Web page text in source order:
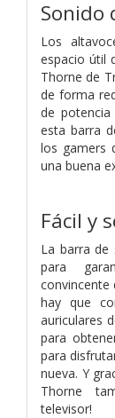
Sonido
Los
espacio útil
Thorne de
de forma
de
esta barra
los gamers
una buena
Fácil y
La barra de
para
convincente
hay que
auriculares
para
para
nueva. Y
Thorne
televisor!